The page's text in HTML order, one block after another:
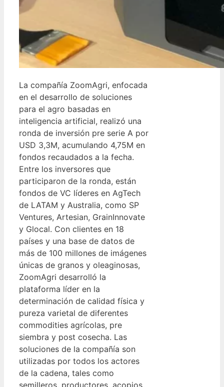
La compañía ZoomAgri, enfocada
en el desarrollo de soluciones
para el agro basadas en
inteligencia artificial, realizó una
ronda de inversión pre serie A por
USD 3,3M, acumulando 4,75M en
fondos recaudados a la fecha.
Entre los inversores que
participaron de la ronda, están
fondos de VC líderes en AgTech
de LATAM y Australia, como SP
Ventures, Artesian, GrainInnovate
y Glocal. Con clientes en 18
países y una base de datos de
más de 100 millones de imágenes
únicas de granos y oleaginosas,
ZoomAgri desarrolló la
plataforma líder en la
determinación de calidad física y
pureza varietal de diferentes
commodities agrícolas, pre
siembra y post cosecha. Las
soluciones de la compañía son
utilizadas por todos los actores
de la cadena, tales como
semilleros, productores, acopios,